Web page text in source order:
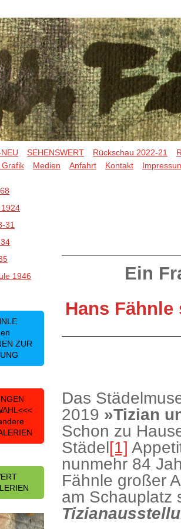
SEHENSWERT Rückschau 2022-21
Grafik Medien Anfahrt Kontakt
Ein
Hans
Das
2019 »Tizian
Schon zu
Städel[1]
nunmehr 84
Fähnle großer
am Schauplatz
31
1946
ZUR